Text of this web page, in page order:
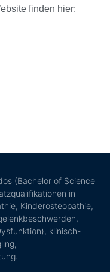
finden hier:
(Bachelor of Science
in
Kinderosteopathie,
klinisch-